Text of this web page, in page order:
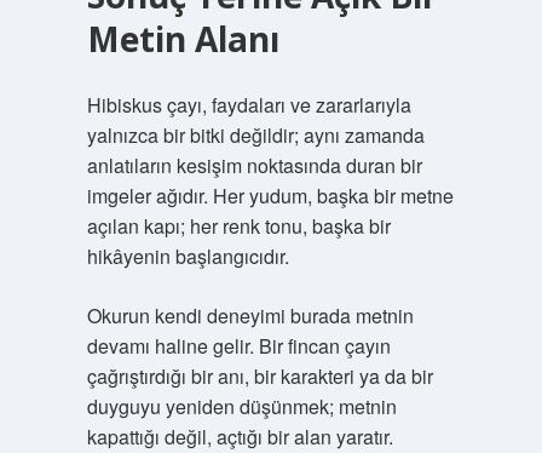
Metin Alanı
Hibiskus çayı, faydaları ve zararlarıyla
yalnızca bir bitki değildir; aynı zamanda
anlatıların kesişim noktasında duran bir
imgeler ağıdır. Her yudum, başka bir metne
açılan kapı; her renk tonu, başka bir
hikâyenin başlangıcıdır.
Okurun kendi deneyimi burada metnin
devamı haline gelir. Bir fincan çayın
çağrıştırdığı bir anı, bir karakteri ya da bir
duyguyu yeniden düşünmek; metnin
kapattığı değil, açtığı bir alan yaratır.